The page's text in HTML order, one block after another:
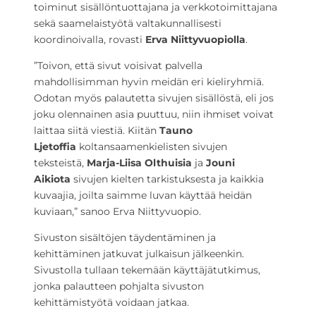
toiminut sisällöntuottajana ja verkkotoimittajana
sekä saamelaistyötä valtakunnallisesti
koordinoivalla, rovasti Erva Niittyvuopiolla.
”Toivon, että sivut voisivat palvella
mahdollisimman hyvin meidän eri kieliryhmiä.
Odotan myös palautetta sivujen sisällöstä, eli jos
joku olennainen asia puuttuu, niin ihmiset voivat
laittaa siitä viestiä. Kiitän Tauno
Ljetoffia koltansaamenkielisten sivujen
teksteistä, Marja-Liisa Olthuisia ja Jouni
Aikiota sivujen kielten tarkistuksesta ja kaikkia
kuvaajia, joilta saimme luvan käyttää heidän
kuviaan,” sanoo Erva Niittyvuopio.
Sivuston sisältöjen täydentäminen ja
kehittäminen jatkuvat julkaisun jälkeenkin.
Sivustolla tullaan tekemään käyttäjätutkimus,
jonka palautteen pohjalta sivuston
kehittämistyötä voidaan jatkaa.